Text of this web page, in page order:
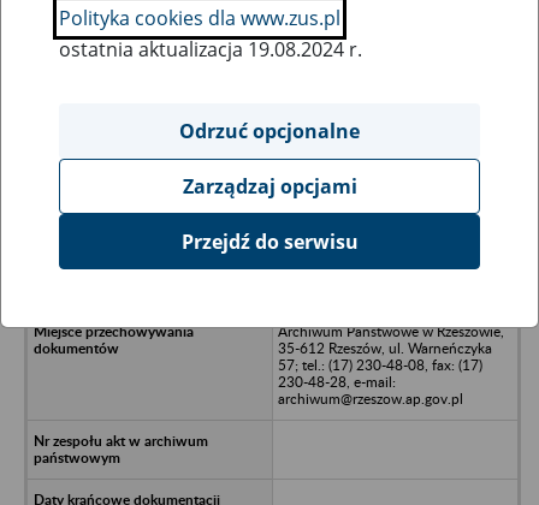
Ukryj wszystkie pozycje bazy
PUH Efekt Drukarnia w Lublinie
Archiwum Państwowe w Rzeszowie,
35-612 Rzeszów, ul. Warneńczyka
57; tel.: (17) 230-48-08, fax: (17)
230-48-28, e-mail:
archiwum@rzeszow.ap.gov.pl
Polityka cookies dla www.zus.pl
ostatnia aktualizacja 19.08.2024 r.
Odrzuć opcjonalne
Zarządzaj opcjami
Przejdź do serwisu